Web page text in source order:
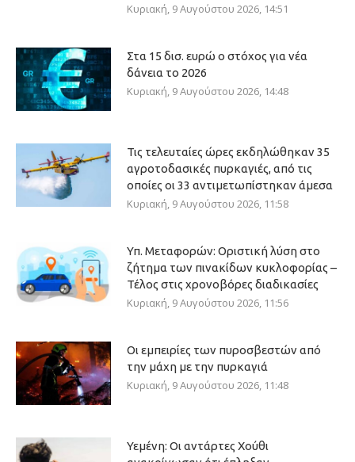
Κυριακή, 9 Αυγούστου 2026, 14:51
Στα 15 δισ. ευρώ ο στόχος για νέα
δάνεια το 2026
Κυριακή, 9 Αυγούστου 2026, 14:48
Τις τελευταίες ώρες εκδηλώθηκαν 35
αγροτοδασικές πυρκαγιές, από τις
οποίες οι 33 αντιμετωπίστηκαν άμεσα
Κυριακή, 9 Αυγούστου 2026, 11:58
Υπ. Μεταφορών: Οριστική λύση στο
ζήτημα των πινακίδων κυκλοφορίας –
Τέλος στις χρονοβόρες διαδικασίες
Κυριακή, 9 Αυγούστου 2026, 11:56
Οι εμπειρίες των πυροσβεστών από
την μάχη με την πυρκαγιά
Κυριακή, 9 Αυγούστου 2026, 11:48
Υεμένη: Οι αντάρτες Χούθι